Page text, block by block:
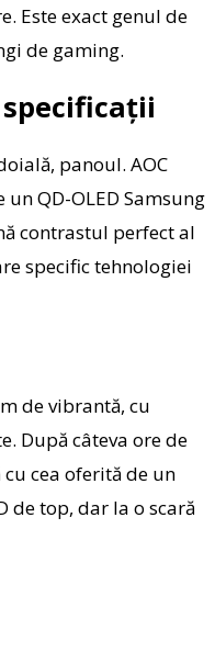
Este exact genul de
de gaming.
specificații
panoul. AOC
un QD-OLED Samsung
contrastul perfect al
specific tehnologiei
de vibrantă, cu
După câteva ore de
cea oferită de un
de top, dar la o scară